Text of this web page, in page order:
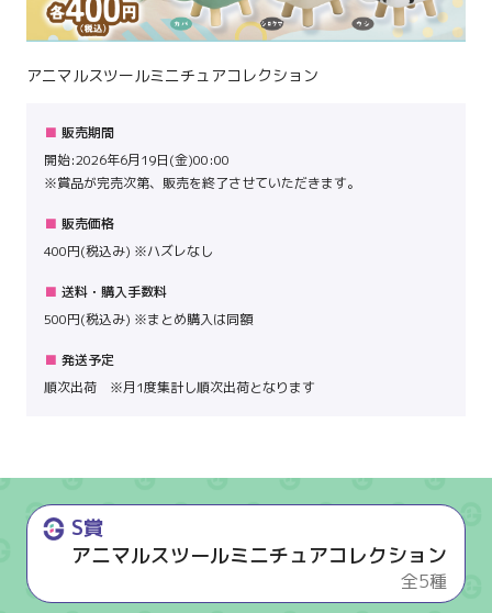
アニマルスツールミニチュアコレクション
販売期間
開始:2026年6月19日(金)00:00
※賞品が完売次第、販売を終了させていただきます。
販売価格
400円(税込み) ※ハズレなし
送料・購入手数料
500円(税込み) ※まとめ購入は同額
発送予定
順次出荷 ※月1度集計し順次出荷となります
S賞
アニマルスツールミニチュアコレクション
全5種